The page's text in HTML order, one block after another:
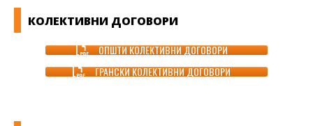
КОЛЕКТИВНИ ДОГОВОРИ
ОПШТИ КОЛЕКТИВНИ ДОГОВОРИ
ГРАНСКИ КОЛЕКТИВНИ ДОГОВОРИ